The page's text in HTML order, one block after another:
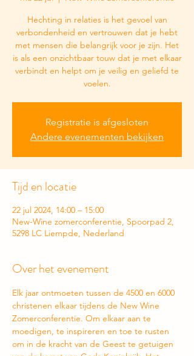
Hechting in relaties is het gevoel van
verbondenheid en vertrouwen dat je hebt
met mensen die belangrijk voor je zijn. Het
is als een onzichtbaar touw dat je met elkaar
verbindt en helpt om je veilig en geliefd te
voelen.
Registratie is afgesloten
Andere evenementen bekijken
Tijd en locatie
22 jul 2024, 14:00 – 15:00
New-Wine zomerconferentie, Spoorpad 2,
5298 LC Liempde, Nederland
Over het evenement
Elk jaar ontmoeten tussen de 4500 en 6000
christenen elkaar tijdens de New Wine
Zomerconferentie. Om elkaar aan te
moedigen, te inspireren en toe te rusten
om in de kracht van de Geest te getuigen